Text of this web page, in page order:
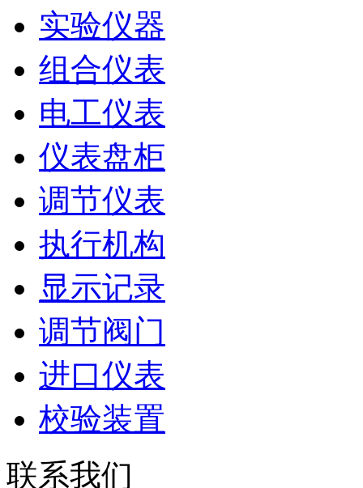
实验仪器
组合仪表
电工仪表
仪表盘柜
调节仪表
执行机构
显示记录
调节阀门
进口仪表
校验装置
联系我们